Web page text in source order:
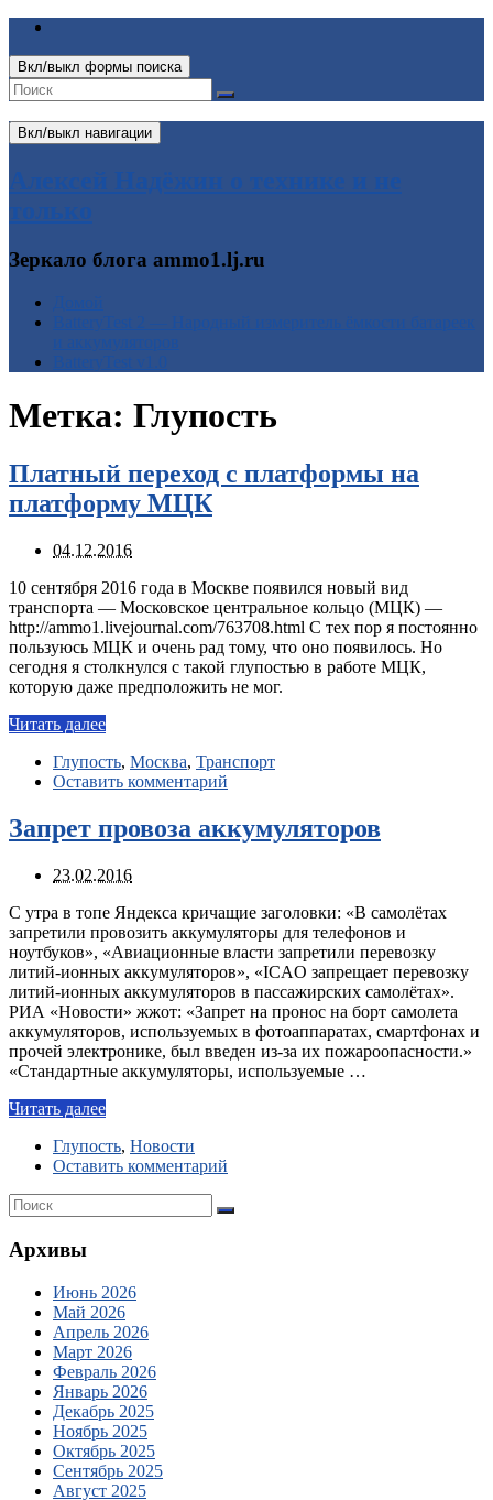
Вкл/выкл формы поиска
Вкл/выкл навигации
Алексей Надёжин о технике и не
только
Зеркало блога ammo1.lj.ru
Метка: Глупость
Платный переход с платформы на
платформу МЦК
04.12.2016
10 сентября 2016 года в Москве появился новый вид
транспорта — Московское центральное кольцо (МЦК) —
http://ammo1.livejournal.com/763708.html С тех пор я постоянно
пользуюсь МЦК и очень рад тому, что оно появилось. Но
сегодня я столкнулся с такой глупостью в работе МЦК,
которую даже предположить не мог.
Читать далее
Глупость, Москва, Транспорт
Оставить комментарий
Запрет провоза аккумуляторов
23.02.2016
С утра в топе Яндекса кричащие заголовки: «В самолётах
запретили провозить аккумуляторы для телефонов и
ноутбуков», «Авиационные власти запретили перевозку
литий-ионных аккумуляторов», «ICAO запрещает перевозку
литий-ионных аккумуляторов в пассажирских самолётах».
РИА «Новости» жжот: «Запрет на пронос на борт самолета
аккумуляторов, используемых в фотоаппаратах, смартфонах и
прочей электронике, был введен из-за их пожароопасности.»
«Стандартные аккумуляторы, используемые …
Читать далее
Глупость, Новости
Оставить комментарий
Архивы
Июнь 2026
Май 2026
Апрель 2026
Март 2026
Февраль 2026
Январь 2026
Декабрь 2025
Ноябрь 2025
Октябрь 2025
Сентябрь 2025
Август 2025